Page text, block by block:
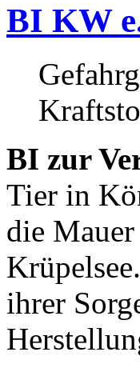
BI KW
BI zur
Tier in
die
ihrer